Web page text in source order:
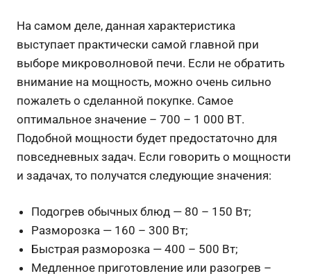
На самом деле, данная характеристика
выступает практически самой главной при
выборе микроволновой печи. Если не обратить
внимание на мощность, можно очень сильно
пожалеть о сделанной покупке. Самое
оптимальное значение – 700 – 1 000 ВТ.
Подобной мощности будет предостаточно для
повседневных задач. Если говорить о мощности
и задачах, то получатся следующие значения:
Подогрев обычных блюд — 80 – 150 Вт;
Разморозка — 160 – 300 Вт;
Быстрая разморозка — 400 – 500 Вт;
Медленное приготовление или разогрев –